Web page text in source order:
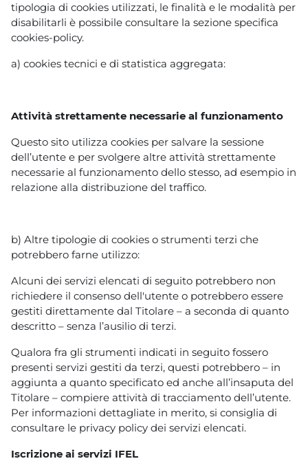
tipologia di cookies utilizzati, le finalità e le modalità per
disabilitarli è possibile consultare la sezione specifica
cookies-policy.
a) cookies tecnici e di statistica aggregata:
Attività strettamente necessarie al funzionamento
Questo sito utilizza cookies per salvare la sessione
dell’utente e per svolgere altre attività strettamente
necessarie al funzionamento dello stesso, ad esempio in
relazione alla distribuzione del traffico.
b) Altre tipologie di cookies o strumenti terzi che
potrebbero farne utilizzo:
Alcuni dei servizi elencati di seguito potrebbero non
richiedere il consenso dell'utente o potrebbero essere
gestiti direttamente dal Titolare – a seconda di quanto
descritto – senza l’ausilio di terzi.
Qualora fra gli strumenti indicati in seguito fossero
presenti servizi gestiti da terzi, questi potrebbero – in
aggiunta a quanto specificato ed anche all’insaputa del
Titolare – compiere attività di tracciamento dell’utente.
Per informazioni dettagliate in merito, si consiglia di
consultare le privacy policy dei servizi elencati.
Iscrizione ai servizi IFEL